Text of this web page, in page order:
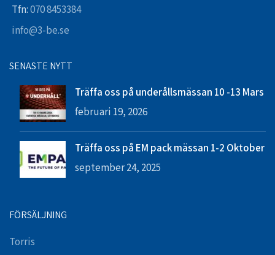
Tfn:070 8453384
info@3-be.se
SENASTE NYTT
Träffa oss på underållsmässan 10 -13 Mars
februari 19, 2026
Träffa oss på EM pack mässan 1-2 Oktober
september 24, 2025
FÖRSÄLJNING
Torris